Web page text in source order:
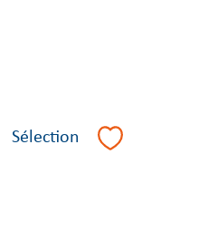
Sélection Sélectionner